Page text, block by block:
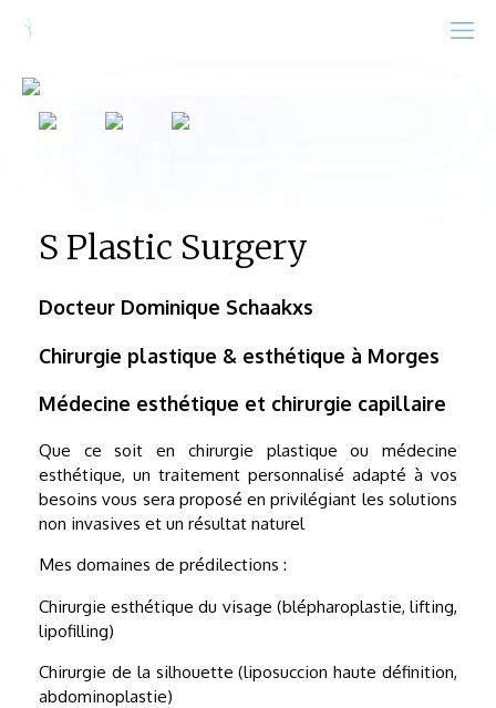
S Plastic Surgery
Docteur Dominique Schaakxs
Chirurgie plastique & esthétique à Morges
Médecine esthétique et chirurgie capillaire
Que ce soit en chirurgie plastique ou médecine
esthétique, un traitement personnalisé adapté à vos
besoins vous sera proposé en privilégiant les solutions
non invasives et un résultat naturel
Mes domaines de prédilections :
Chirurgie esthétique du visage (blépharoplastie, lifting,
lipofilling)
Chirurgie de la silhouette (liposuccion haute définition,
abdominoplastie)